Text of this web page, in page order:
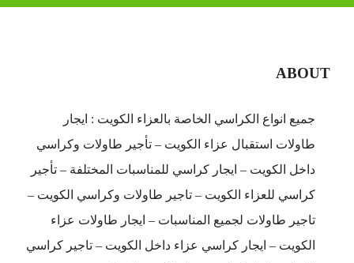
الكويت
ABOUT
جميع انواع الكراسي الخاصة بالعزاء الكويت : ايجار
طاولات استقبال عزاء الكويت – تأجير طاولات وكراسي
داخل الكويت – ايجار كراسي للمناسبات المختلفة – تأجير
كراسي للعزاء الكويت – تاجير طاولات وكراسي الكويت –
تاجير طاولات لجميع المناسبات – ايجار طاولات عزاء
الكويت – ايجار كراسي عزاء داخل الكويت – تاجير كراسي